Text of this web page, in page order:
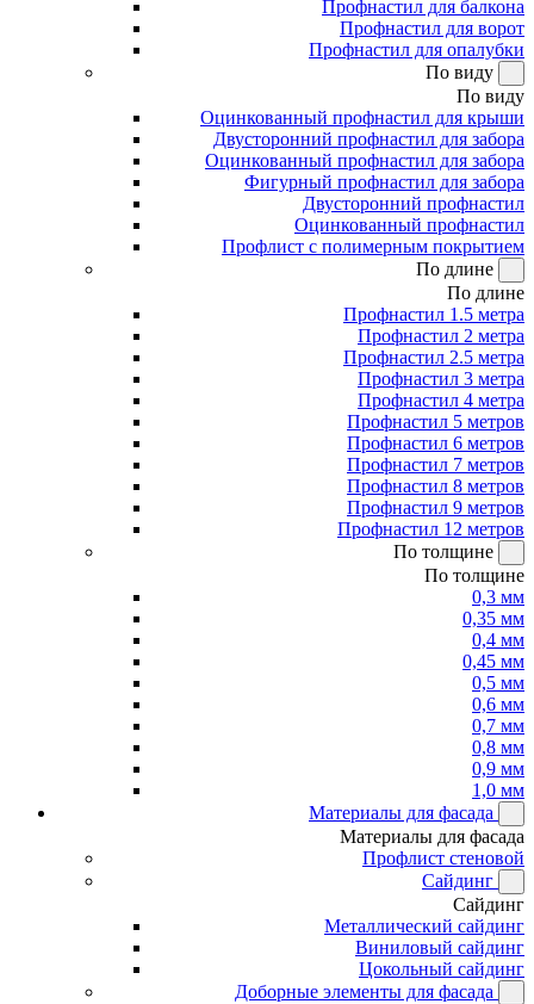
Профнастил для балкона
Профнастил для ворот
Профнастил для опалубки
По виду
По виду
Оцинкованный профнастил для крыши
Двусторонний профнастил для забора
Оцинкованный профнастил для забора
Фигурный профнастил для забора
Двусторонний профнастил
Оцинкованный профнастил
Профлист с полимерным покрытием
По длине
По длине
Профнастил 1.5 метра
Профнастил 2 метра
Профнастил 2.5 метра
Профнастил 3 метра
Профнастил 4 метра
Профнастил 5 метров
Профнастил 6 метров
Профнастил 7 метров
Профнастил 8 метров
Профнастил 9 метров
Профнастил 12 метров
По толщине
По толщине
0,3 мм
0,35 мм
0,4 мм
0,45 мм
0,5 мм
0,6 мм
0,7 мм
0,8 мм
0,9 мм
1,0 мм
Материалы для фасада
Материалы для фасада
Профлист стеновой
Сайдинг
Сайдинг
Металлический сайдинг
Виниловый сайдинг
Цокольный сайдинг
Доборные элементы для фасада